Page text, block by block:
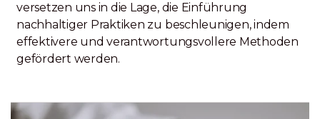
versetzen uns in die Lage, die Einführung
nachhaltiger Praktiken zu beschleunigen, indem
effektivere und verantwortungsvollere Methoden
gefördert werden.